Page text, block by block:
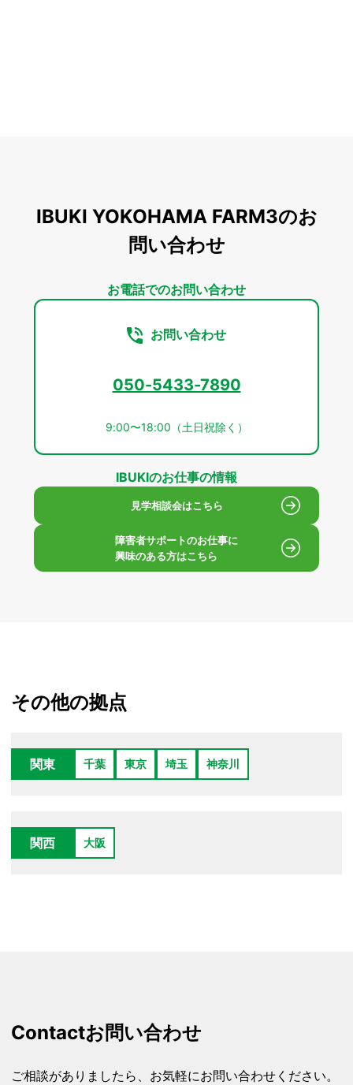
IBUKI YOKOHAMA FARM3のお
問い合わせ
お電話でのお問い合わせ
お問い合わせ
050-5433-7890
9:00〜18:00（土日祝除く）
IBUKIのお仕事の情報
見学相談会はこちら
障害者サポートのお仕事に
興味のある方はこちら
その他の拠点
関東 千葉 東京 埼玉 神奈川
関西 大阪
Contactお問い合わせ
ご相談がありましたら、お気軽にお問い合わせください。